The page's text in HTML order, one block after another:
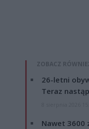
ZOBACZ
26-letni
Teraz
Nawet 3600